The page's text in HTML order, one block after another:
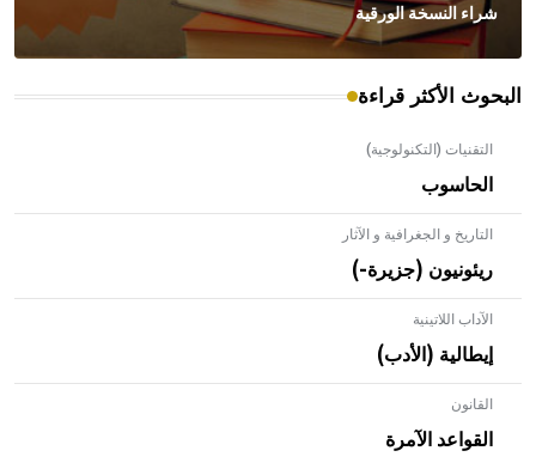
شراء النسخة الورقية
البحوث الأكثر قراءة
التقنيات (التكنولوجية)
الحاسوب
التاريخ و الجغرافية و الآثار
ريئونيون (جزيرة-)
الآداب اللاتينية
إيطالية (الأدب)
القانون
القواعد الآمرة
- هل تعلم أن الأبلق نوع من الفنون الهندسية التي ارتبطت
بالعمارة الإسلامية في بلاد الشام ومصر خاصة، حيث يحرص
المعمار على بناء مداميكه وخاصة في الواجهات